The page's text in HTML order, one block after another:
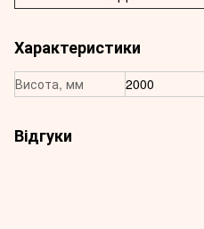
Характеристики
Висота, мм 2000
Відгуки